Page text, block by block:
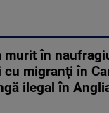
murit în
cu migranţi în
ilegal în